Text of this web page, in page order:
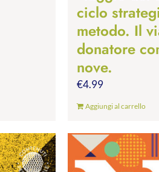
ciclo
metodo. Il
donatore
nove.
€4.99
Aggiungi al carrello